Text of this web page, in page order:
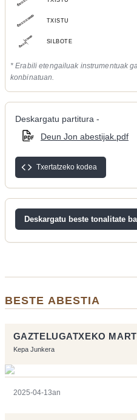
TXISTU
SILBOTE
* Erabili etengailuak instrumentuak
konbinatuan.
Deskargatu partitura -
Deun Jon abestijak.pdf
Txertatzeko kodea
Deskargatu beste tonalitate
BESTE ABESTIA
GAZTELUGATXEKO
Kepa Junkera
2025-04-13an